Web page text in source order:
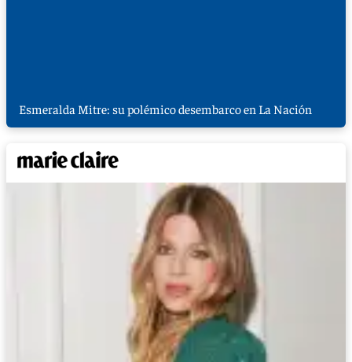
Esmeralda Mitre: su polémico desembarco en La Nación